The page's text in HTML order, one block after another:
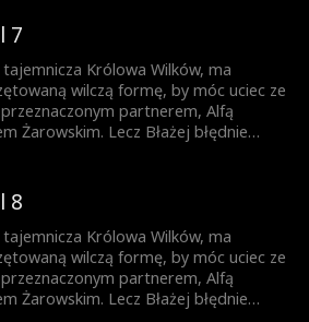
gdy życie ich syna jest zagrożone,
się szansa, by Błażej zrozumiał
– lecz czy nie będzie już za późno?
7
tajemnicza Królowa Wilków, ma
wilczą formę, by móc uciec ze
partnerem, Alfą
Żarowskim. Lecz Błażej błędnie
gdy życie ich syna jest zagrożone,
się szansa, by Błażej zrozumiał
– lecz czy nie będzie już za późno?
8
tajemnicza Królowa Wilków, ma
wilczą formę, by móc uciec ze
partnerem, Alfą
Żarowskim. Lecz Błażej błędnie